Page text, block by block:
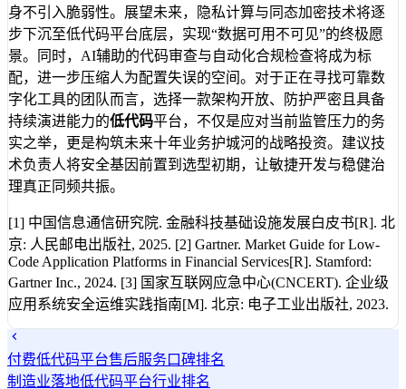
身不引入脆弱性。展望未来，隐私计算与同态加密技术将逐
步下沉至低代码平台底层，实现“数据可用不可见”的终极愿
景。同时，AI辅助的代码审查与自动化合规检查将成为标
配，进一步压缩人为配置失误的空间。对于正在寻找可靠数
字化工具的团队而言，选择一款架构开放、防护严密且具备
持续演进能力的低代码平台，不仅是应对当前监管压力的务
实之举，更是构筑未来十年业务护城河的战略投资。建议技
术负责人将安全基因前置到选型初期，让敏捷开发与稳健治
理真正同频共振。
[1] 中国信息通信研究院. 金融科技基础设施发展白皮书[R]. 北
京: 人民邮电出版社, 2025. [2] Gartner. Market Guide for Low-
Code Application Platforms in Financial Services[R]. Stamford:
Gartner Inc., 2024. [3] 国家互联网应急中心(CNCERT). 企业级
应用系统安全运维实践指南[M]. 北京: 电子工业出版社, 2023.
付费低代码平台售后服务口碑排名
制造业落地低代码平台行业排名